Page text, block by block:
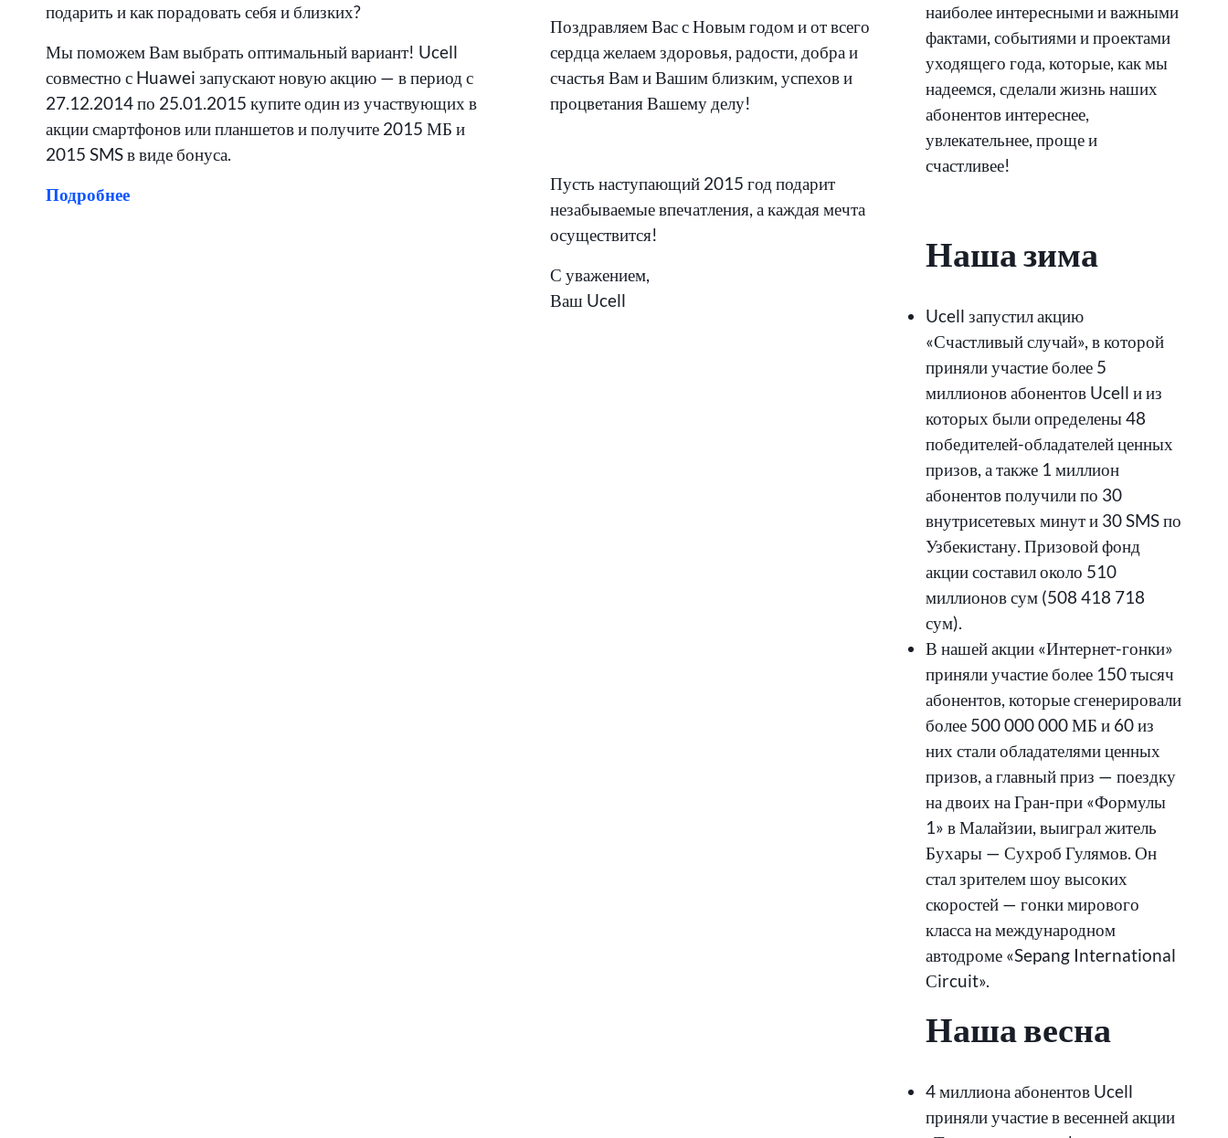
подарить и как порадовать себя и близких?
Мы поможем Вам выбрать оптимальный вариант! Ucell
совместно с Huawei запускают новую акцию — в период с
27.12.2014 по 25.01.2015 купите один из участвующих в
акции смартфонов или планшетов и получите 2015 МБ и
2015 SMS в виде бонуса.
Подробнее
Поздравляем Вас с Новым годом и от всего
сердца желаем здоровья, радости, добра и
счастья Вам и Вашим близким, успехов и
процветания Вашему делу!
Пусть наступающий 2015 год подарит
незабываемые впечатления, а каждая мечта
осуществится!
С уважением,
Ваш Ucell
наиболее интересными и важными
фактами, событиями и проектами
уходящего года, которые, как мы
надеемся, сделали жизнь наших
абонентов интереснее,
увлекательнее, проще и
счастливее!
Наша зима
Ucell запустил акцию
«Счастливый случай», в которой
приняли участие более 5
миллионов абонентов Ucell и из
которых были определены 48
победителей-обладателей ценных
призов, а также 1 миллион
абонентов получили по 30
внутрисетевых минут и 30 SMS по
Узбекистану. Призовой фонд
акции составил около 510
миллионов сум (508 418 718
сум).
В нашей акции «Интернет-гонки»
приняли участие более 150 тысяч
абонентов, которые сгенерировали
более 500 000 000 МБ и 60 из
них стали обладателями ценных
призов, а главный приз — поездку
на двоих на Гран-при «Формулы
1» в Малайзии, выиграл житель
Бухары — Сухроб Гулямов. Он
стал зрителем шоу высоких
скоростей — гонки мирового
класса на международном
автодроме «Sepang International
Сircuit».
Наша весна
4 миллиона абонентов Ucell
приняли участие в весенней акции